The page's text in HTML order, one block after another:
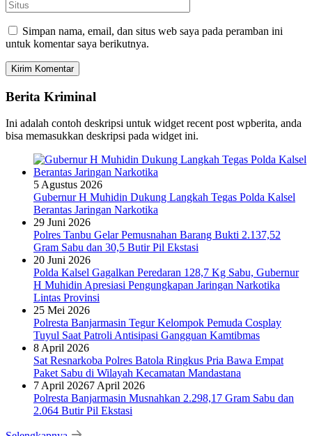
Simpan nama, email, dan situs web saya pada peramban ini
untuk komentar saya berikutnya.
Berita Kriminal
Ini adalah contoh deskripsi untuk widget recent post wpberita, anda
bisa memasukkan deskripsi pada widget ini.
5 Agustus 2026
Gubernur H Muhidin Dukung Langkah Tegas Polda Kalsel
Berantas Jaringan Narkotika
29 Juni 2026
Polres Tanbu Gelar Pemusnahan Barang Bukti 2.137,52
Gram Sabu dan 30,5 Butir Pil Ekstasi
20 Juni 2026
Polda Kalsel Gagalkan Peredaran 128,7 Kg Sabu, Gubernur
H Muhidin Apresiasi Pengungkapan Jaringan Narkotika
Lintas Provinsi
25 Mei 2026
Polresta Banjarmasin Tegur Kelompok Pemuda Cosplay
Tuyul Saat Patroli Antisipasi Gangguan Kamtibmas
8 April 2026
Sat Resnarkoba Polres Batola Ringkus Pria Bawa Empat
Paket Sabu di Wilayah Kecamatan Mandastana
7 April 20267 April 2026
Polresta Banjarmasin Musnahkan 2.298,17 Gram Sabu dan
2.064 Butir Pil Ekstasi